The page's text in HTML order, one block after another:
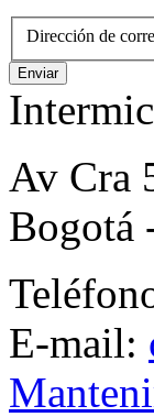
Dirección de
Enviar
Av Cra
Bogotá
E-mail: